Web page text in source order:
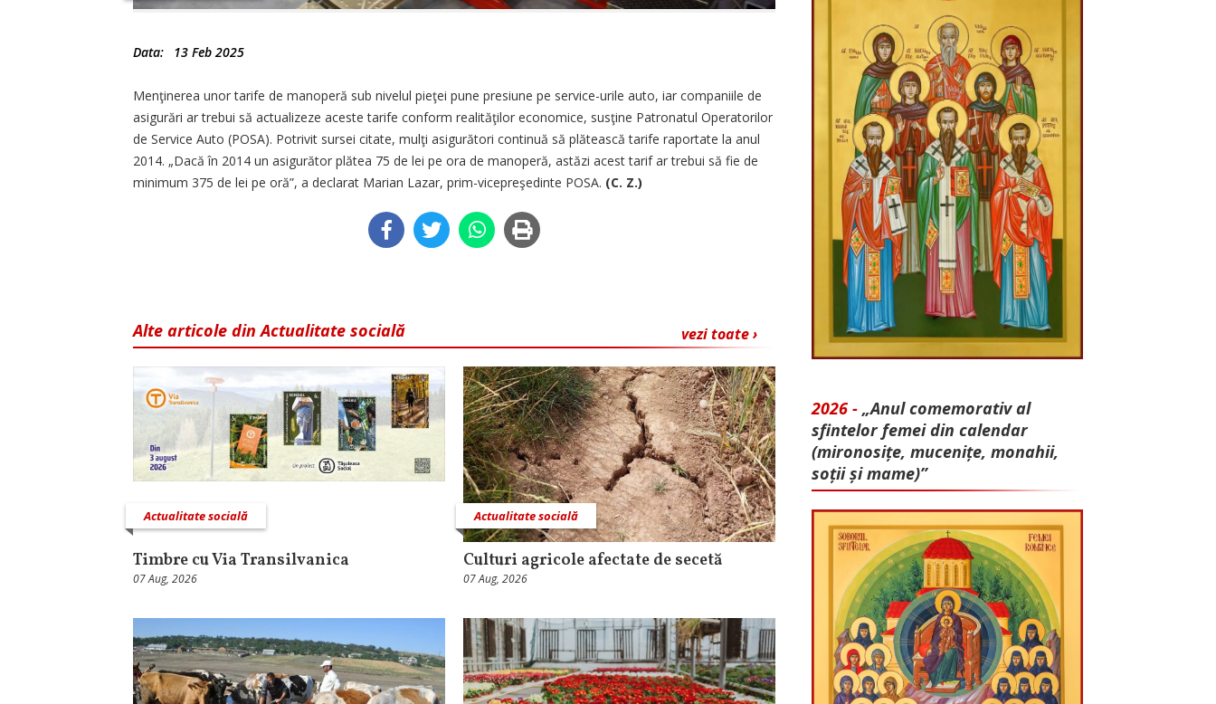
Data: 13 Feb 2025
Menţinerea unor tarife de manoperă sub nivelul pieţei pune presiune pe service-urile auto, iar companiile de
asigurări ar trebui să actualizeze aceste tarife conform realităţilor economice, susţine Patronatul Operatorilor
de Service Auto (POSA). Potrivit sursei citate, mulţi asigurători continuă să plătească tarife raportate la anul
2014. „Dacă în 2014 un asigurător plătea 75 de lei pe ora de manoperă, astăzi acest tarif ar trebui să fie de
minimum 375 de lei pe oră”, a declarat Marian Lazar, prim-vicepreşedinte POSA. (C. Z.)
vezi toate ›
Alte articole din Actualitate socială
Actualitate socială
Timbre cu Via Transilvanica
07 Aug, 2026
Actualitate socială
Culturi agricole afectate de secetă
07 Aug, 2026
2026 - „Anul comemorativ al
sfintelor femei din calendar
(mironosițe, mu­cenițe, monahii,
soții și mame)”